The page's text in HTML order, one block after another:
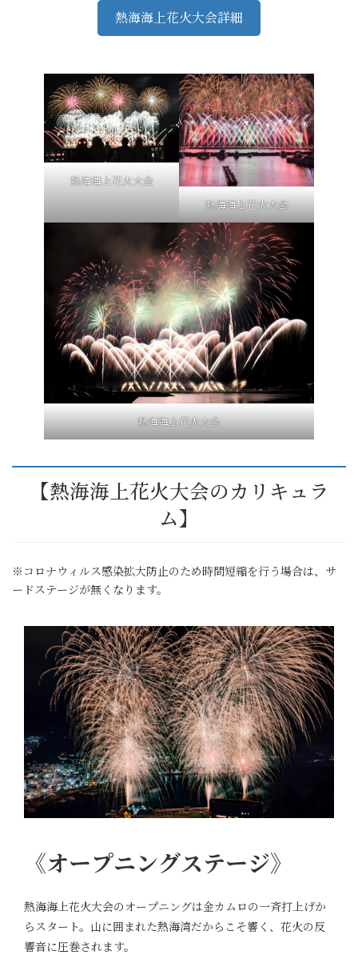
熱海海上花火大会詳細
熱海海上花火大会
熱海海上花火大会
熱海海上花火大会
【熱海海上花火大会のカリキュラ
ム】
※コロナウィルス感染拡大防止のため時間短縮を行う場合は、サ
ードステージが無くなります。
《オープニングステージ》
熱海海上花火大会のオープニングは金カムロの一斉打上げか
らスタート。山に囲まれた熱海湾だからこそ響く、花火の反
響音に圧巻されます。